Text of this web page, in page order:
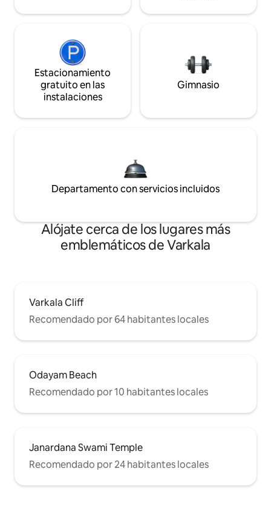
Estacionamiento
gratuito en las
instalaciones
Gimnasio
Departamento con servicios incluidos
Alójate cerca de los lugares más
emblemáticos de Varkala
Varkala Cliff
Recomendado por 64 habitantes locales
Odayam Beach
Recomendado por 10 habitantes locales
Janardana Swami Temple
Recomendado por 24 habitantes locales